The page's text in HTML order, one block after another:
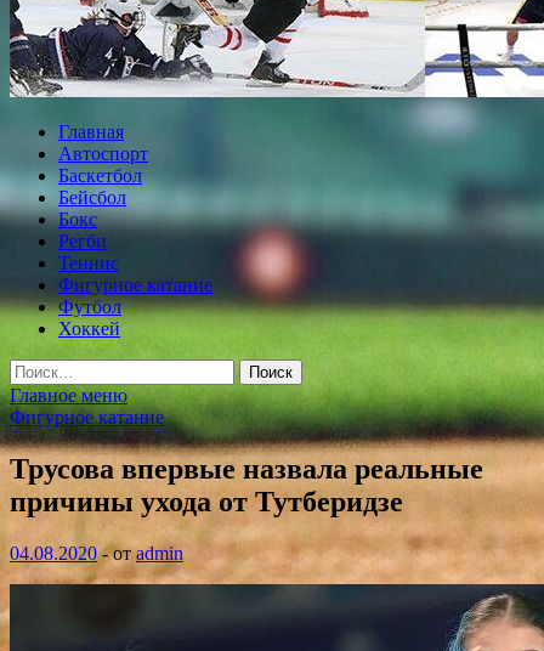
Главная
Автоспорт
Баскетбол
Бейсбол
Бокс
Регби
Теннис
Фигурное катание
Футбол
Хоккей
Найти:
Главное меню
Фигурное катание
Трусова впервые назвала реальные
причины ухода от Тутберидзе
04.08.2020-отadmin